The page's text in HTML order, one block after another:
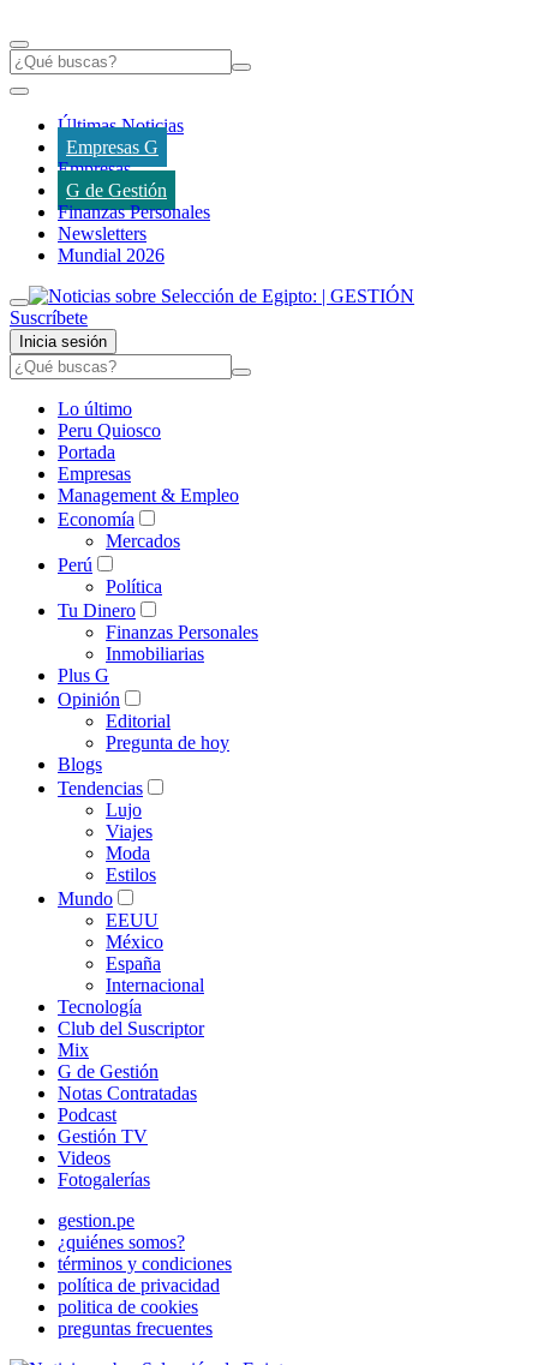
Últimas Noticias
Empresas G
Empresas
G de Gestión
Finanzas Personales
Newsletters
Mundial 2026
Suscríbete
Inicia sesión
Lo último
Peru Quiosco
Portada
Empresas
Management & Empleo
Economía
Mercados
Perú
Política
Tu Dinero
Finanzas Personales
Inmobiliarias
Plus G
Opinión
Editorial
Pregunta de hoy
Blogs
Tendencias
Lujo
Viajes
Moda
Estilos
Mundo
EEUU
México
España
Internacional
Tecnología
Club del Suscriptor
Mix
G de Gestión
Notas Contratadas
Podcast
Gestión TV
Videos
Fotogalerías
gestion.pe
¿quiénes somos?
términos y condiciones
política de privacidad
politica de cookies
preguntas frecuentes